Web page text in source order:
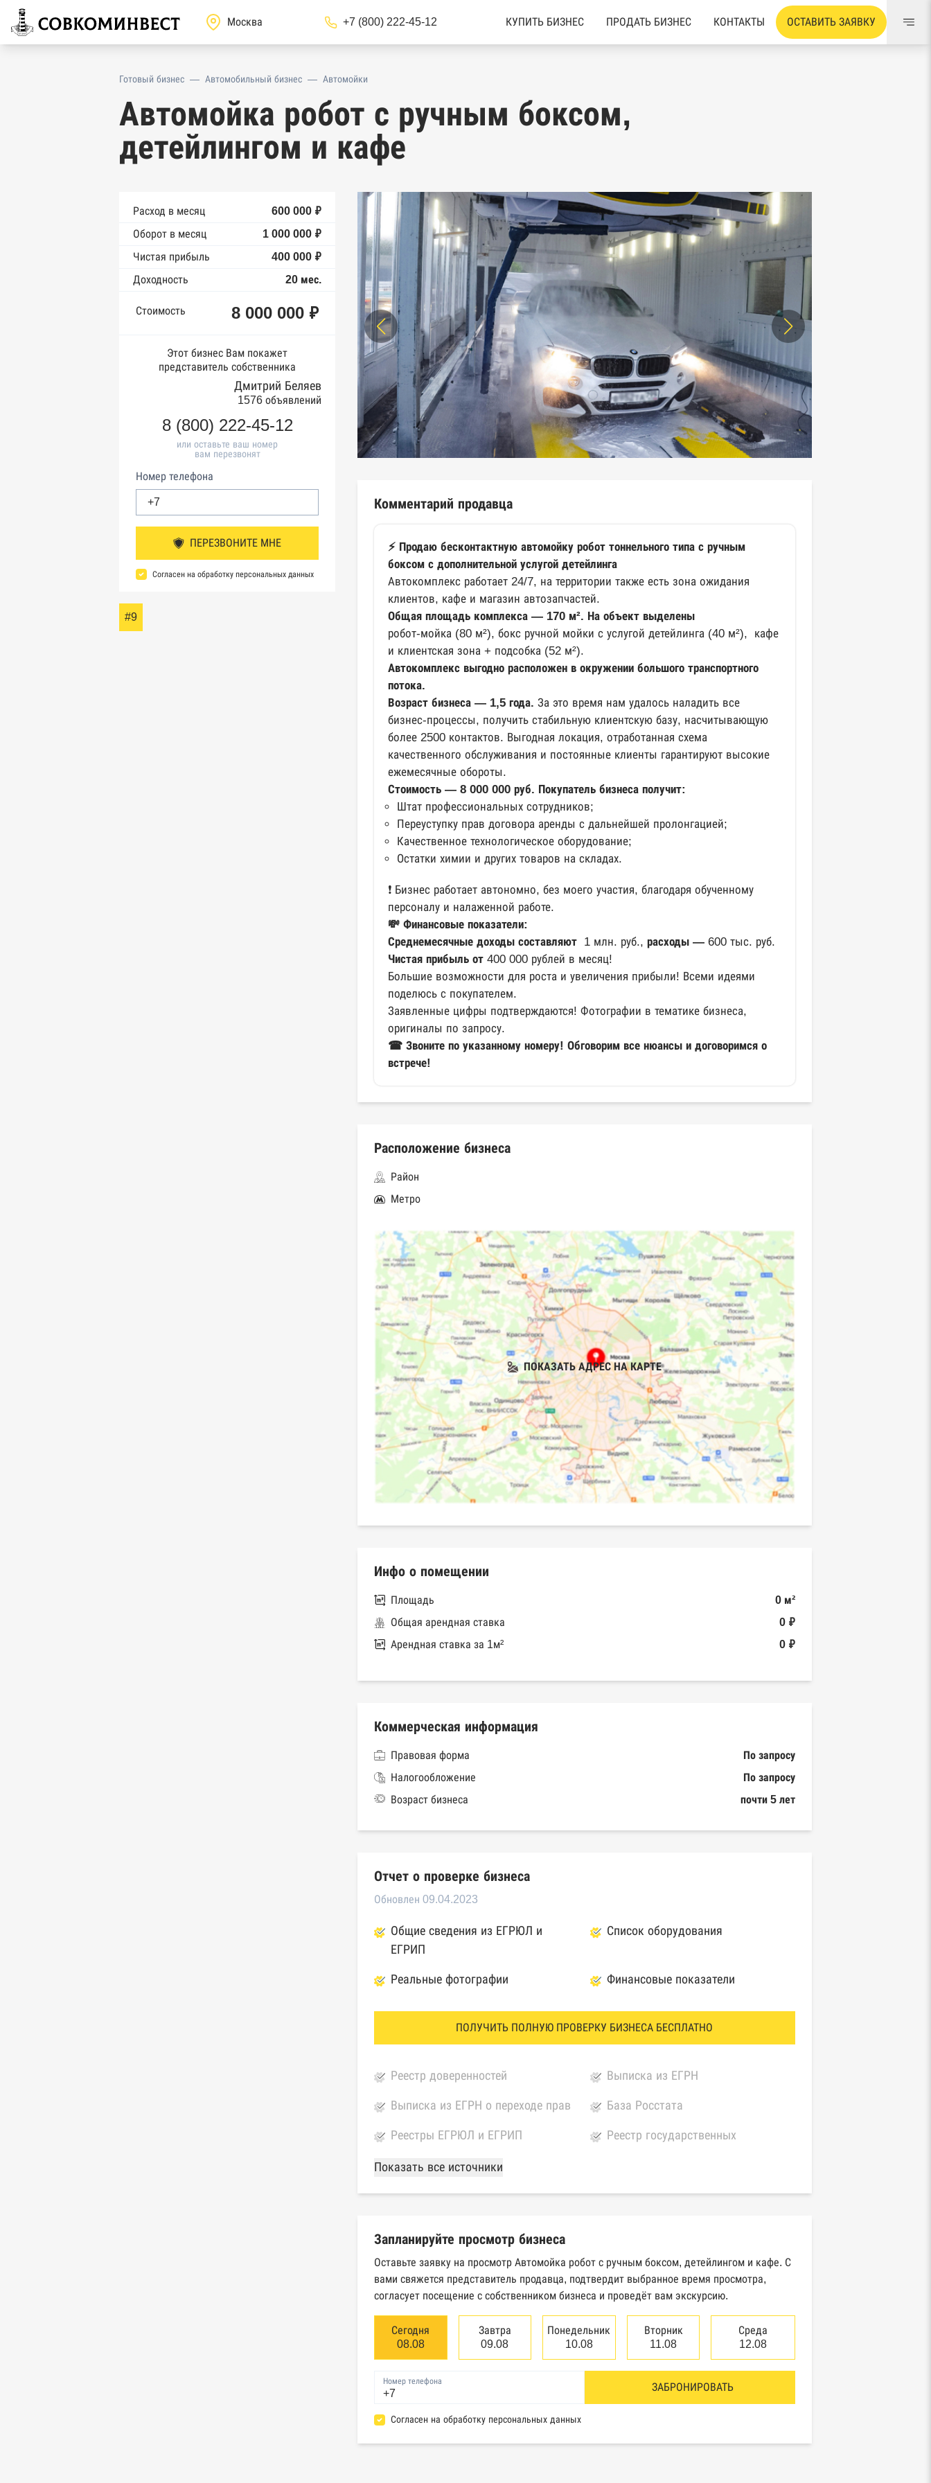
+7 (800) 222-45-12 КУПИТЬ БИЗНЕС ПРОДАТЬ БИЗНЕС КОНТАКТЫ ОСТАВИТЬ ЗАЯВКУ
Готовый бизнес — Автомобильный бизнес — Автомойки
Автомойка робот с ручным боксом,
детейлингом и кафе
Расход в месяц
600 000 ₽
Оборот в месяц
1 000 000 ₽
Чистая прибыль
400 000 ₽
Доходность
20 мес.
Стоимость 8 000 000 ₽
Этот бизнес Вам покажет
представитель собственника
Дмитрий Беляев
1576 объявлений
8 (800) 222-45-12
или оставьте ваш номер
вам перезвонят
Номер телефона
ПЕРЕЗВОНИТЕ МНЕ
Согласен на обработку персональных данных
#9
Комментарий продавца
⚡️ Продаю бесконтактную автомойку робот тоннельного типа с ручным
боксом с дополнительной услугой детейлинга
Автокомплекс работает 24/7, на территории также есть зона ожидания
клиентов, кафе и магазин автозапчастей.
Общая площадь комплекса — 170 м². На объект выделены
робот-мойка (80 м²), бокс ручной мойки с услугой детейлинга (40 м²), кафе
и клиентская зона + подсобка (52 м²).
Автокомплекс выгодно расположен в окружении большого транспортного
потока.
Возраст бизнеса — 1,5 года. За это время нам удалось наладить все
бизнес-процессы, получить стабильную клиентскую базу, насчитывающую
более 2500 контактов. Выгодная локация, отработанная схема
качественного обслуживания и постоянные клиенты гарантируют высокие
ежемесячные обороты.
Стоимость — 8 000 000 руб. Покупатель бизнеса получит:
Штат профессиональных сотрудников;
Переуступку прав договора аренды с дальнейшей пролонгацией;
Качественное технологическое оборудование;
Остатки химии и других товаров на складах.
❗️ Бизнес работает автономно, без моего участия, благодаря обученному
персоналу и налаженной работе.
💸 Финансовые показатели:
Среднемесячные доходы составляют 1 млн. руб., расходы — 600 тыс. руб.
Чистая прибыль от 400 000 рублей в месяц!
Большие возможности для роста и увеличения прибыли! Всеми идеями
поделюсь с покупателем.
Заявленные цифры подтверждаются! Фотографии в тематике бизнеса,
оригиналы по запросу.
☎ Звоните по указанному номеру! Обговорим все нюансы и договоримся о
встрече!
Расположение бизнеса
Район
Метро
ПОКАЗАТЬ АДРЕС НА КАРТЕ
Инфо о помещении
Площадь
0 м²
Общая арендная ставка
0 ₽
Арендная ставка за 1м²
0 ₽
Коммерческая информация
Правовая форма
По запросу
Налогообложение
По запросу
Возраст бизнеса
почти 5 лет
Отчет о проверке бизнеса
Обновлен 09.04.2023
Общие сведения из ЕГРЮЛ и
ЕГРИП
Список оборудования
Реальные фотографии Финансовые показатели
ПОЛУЧИТЬ ПОЛНУЮ ПРОВЕРКУ БИЗНЕСА БЕСПЛАТНО
Реестр доверенностей Выписка из ЕГРН
Выписка из ЕГРН о переходе прав База Росстата
Реестры ЕГРЮЛ и ЕГРИП
России
Реестр государственных
Единый федеральный реестр
сведений о банкротстве
Реестр товарных знаков и знаков
обслуживания Роспатента
База исполнительного
производства Федеральной
службы судебных приставов
Центры раскрытия информации
эмитентами ценных бумаг
Росздравнадзор, Рособрнадзор,
Роскомнадзор, Роспотребнадзор,
Реестр плановых проверок Реестр
Показать все источники
Запланируйте просмотр бизнеса
Оставьте заявку на просмотр Автомойка робот с ручным боксом, детейлингом и кафе. С
вами свяжется представитель продавца, подтвердит выбранное время просмотра,
согласует посещение с собственником бизнеса и проведёт вам экскурсию.
Сегодня
08.08
Завтра
09.08
Понедельник
10.08
Вторник
11.08
Среда
12.08
Номер телефона ЗАБРОНИРОВАТЬ
Согласен на обработку персональных данных